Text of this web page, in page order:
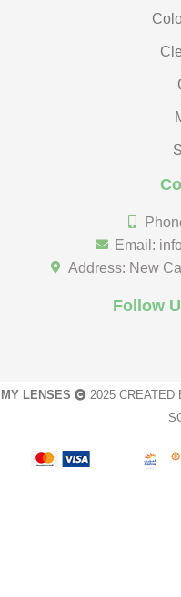
Email:
Address: New
Follow
MY LENSES 2025 CREATED